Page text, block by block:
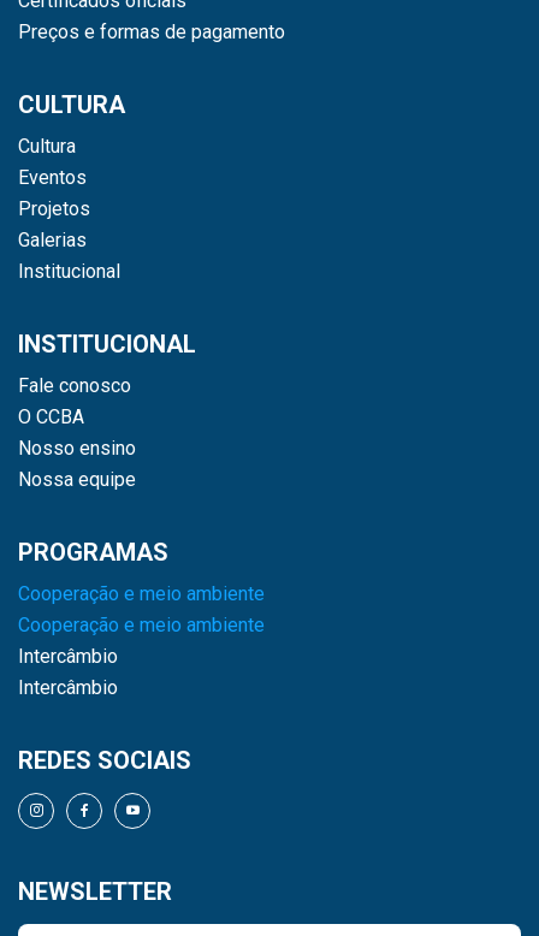
Preços e formas de pagamento
CULTURA
Cultura
Eventos
Projetos
Galerias
Institucional
INSTITUCIONAL
Fale conosco
O CCBA
Nosso ensino
Nossa equipe
PROGRAMAS
Cooperação e meio ambiente
Cooperação e meio ambiente
Intercâmbio
Intercâmbio
REDES SOCIAIS
NEWSLETTER